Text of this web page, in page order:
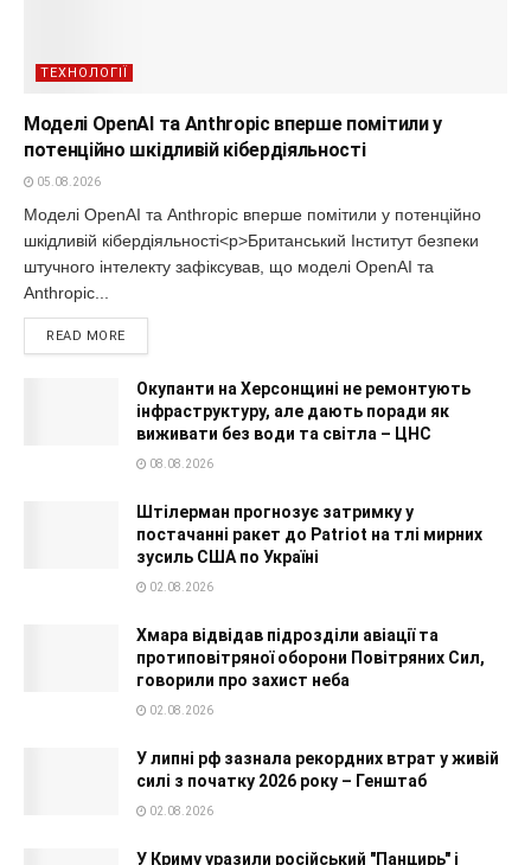
ТЕХНОЛОГІЇ
Моделі OpenAI та Anthropic вперше помітили у
потенційно шкідливій кібердіяльності
05.08.2026
Моделі OpenAI та Anthropic вперше помітили у потенційно
шкідливій кібердіяльності<p>Британський Інститут безпеки
штучного інтелекту зафіксував, що моделі OpenAI та
Anthropic...
READ MORE
Окупанти на Херсонщині не ремонтують
інфраструктуру, але дають поради як
виживати без води та світла – ЦНС
08.08.2026
Штілерман прогнозує затримку у
постачанні ракет до Patriot на тлі мирних
зусиль США по Україні
02.08.2026
Хмара відвідав підрозділи авіації та
протиповітряної оборони Повітряних Сил,
говорили про захист неба
02.08.2026
У липні рф зазнала рекордних втрат у живій
силі з початку 2026 року – Генштаб
02.08.2026
У Криму уразили російський "Панцирь" і